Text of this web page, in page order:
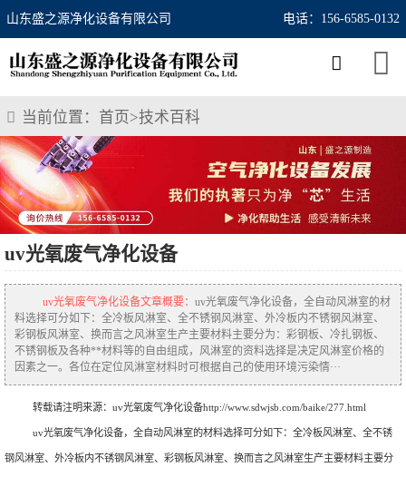
山东盛之源净化设备有限公司 电话：156-6585-0132
当前位置： 首页>技术百科
uv光氧废气净化设备
uv光氧废气净化设备文章概要： uv光氧废气净化设备，全自动风淋室的材
料选择可分如下：全冷板风淋室、全不锈钢风淋室、外冷板内不锈钢风淋室、
彩钢板风淋室、换而言之风淋室生产主要材料主要分为：彩钢板、冷扎钢板、
不锈钢板及各种**材料等的自由组成，风淋室的资料选择是决定风淋室价格的
因素之一。各位在定位风淋室材料时可根据自己的使用环境污染情···
转载请注明来源： uv光氧废气净化设备http://www.sdwjsb.com/baike/277.html
uv光氧废气净化设备，全自动风淋室的材料选择可分如下：全冷板风淋室、全不锈
钢风淋室、外冷板内不锈钢风淋室、彩钢板风淋室、换而言之风淋室生产主要材料主要分